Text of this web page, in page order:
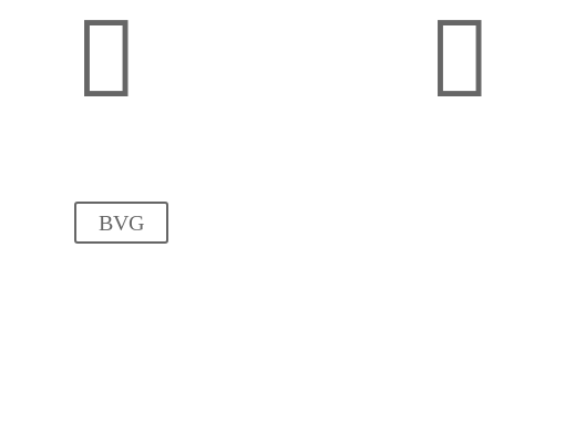

BVG
